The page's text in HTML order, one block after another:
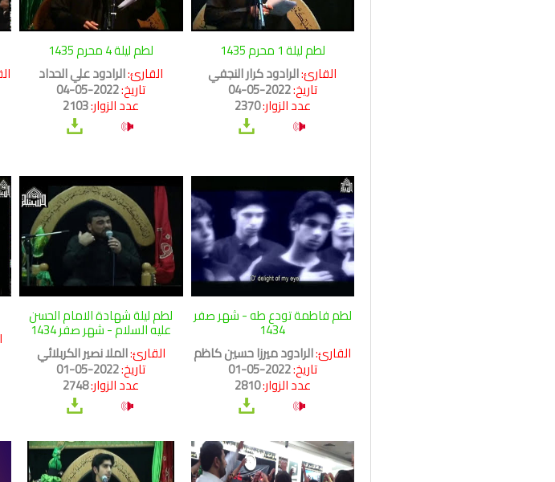
لطم ليلة 1 محرم 1435
القارئ:الرادود كرار النجفي
تاريخ:2022-05-04
عدد الزوار:2370
لطم ليلة 4 محرم 1435
القارئ:الرادود علي الحداد
تاريخ:2022-05-04
عدد الزوار:2103
لطم فاطمة تودع طه - شهر صفر
1434
القارئ:الرادود ميرزا حسين كاظم
تاريخ:2022-05-01
عدد الزوار:2810
لطم ليلة شهادة الامام الحسن
عليه السلام - شهر صفر 1434
القارئ:الملا نصير الكربلائي
تاريخ:2022-05-01
عدد الزوار:2748